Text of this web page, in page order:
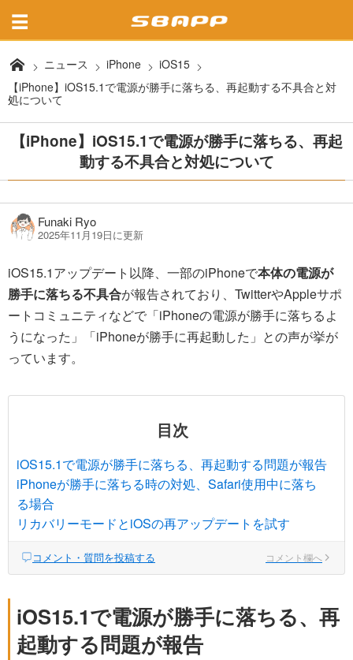
ニュース iPhone
iOS15
【iPhone】iOS15.1で電源が勝手に落ちる、再起動する不具合と対
処について
【iPhone】iOS15.1で電源が勝手に落ちる、再起
動する不具合と対処について
Funaki Ryo
2025年11月19日に更新
iOS15.1アップデート以降、一部のiPhoneで本体の電源が
勝手に落ちる不具合が報告されており、TwitterやAppleサポ
ートコミュニティなどで「iPhoneの電源が勝手に落ちるよ
うになった」「iPhoneが勝手に再起動した」との声が挙が
っています。
目次
iOS15.1で電源が勝手に落ちる、再起動する問題が報告
iPhoneが勝手に落ちる時の対処、Safari使用中に落ち
る場合
リカバリーモードとiOSの再アップデートを試す
コメント・質問を投稿する コメント欄へ
iOS15.1で電源が勝手に落ちる、再
起動する問題が報告